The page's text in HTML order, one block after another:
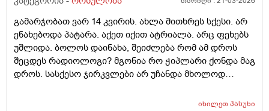
გამოიყენებს, გაყინული კიდევ ისევ მორჩება
კლინიკაში, ამ დროს შემდგომ როგორ განვითარდება
სცენარი? რა ბედი ეწევა დარჩენილ გაყინულ
კვერცხუჯრედებს?_თუ მათ ვადა გასდით,
გამოიყენებენ მანამ სხვა ქალის
მიუხედავად? თუ არ შეწუხდებით, დეტალურად რომ
გამარჯობათ ვარ 14 კვირის. ახლა მითხრეს სქესი. არ
ენახებოდა პატარა. აქეთ იქით ატრიალა. არც ფეხებს
უშლიდა. ბოლოს დაინახა, შეიძლება რომ ამ დროს
შეცდეს რადიოლოგი? მგონია რო ჭიპლარი ქონდა მაგ
დროს. სასქესო ჯირკვლები არ უჩანდა მხოლოდ
იხილეთპასუხი